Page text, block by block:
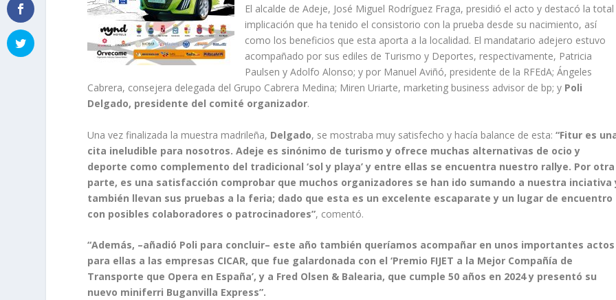
El alcalde de Adeje, José Miguel Rodríguez Fraga, presidió el acto y destacó la total
implicación que ha tenido el consistorio con la prueba desde su nacimiento, así
como los beneficios que esta aporta a la localidad. El mandatario adejero estuvo
acompañado por sus ediles de Turismo y Deportes, respectivamente, Patricia
Paulsen y Adolfo Alonso; y por Manuel Aviñó, presidente de la RFEdA; Ángeles
Cabrera, consejera delegada del Grupo Cabrera Medina; Miren Uriarte, marketing business advisor de bp; y Poli
Delgado, presidente del comité organizador.
Una vez finalizada la muestra madrileña, Delgado, se mostraba muy satisfecho y hacía balance de esta:“Fitur es
cita ineludible para nosotros. Adeje es sinónimo de turismo y ofrece muchas alternativas de ocio y
deporte como complemento del tradicional ‘sol y playa’ y entre ellas se encuentra nuestro rallye. Por otra
parte, es una satisfacción comprobar que muchos organizadores se han ido sumando a nuestra inciativa
también llevan sus pruebas a la feria; dado que esta es un excelente escaparate y un lugar de encuentro
con posibles colaboradores o patrocinadores”, comentó.
“Además, –añadió Poli para concluir– este año también queríamos acompañar en unos importantes actos
para ellas a las empresas CICAR, que fue galardonada con el ‘Premio FIJET a la Mejor Compañía de
Transporte que Opera en España’, y a Fred Olsen & Balearia, que cumple 50 años en 2024 y presentó su
nuevo miniferri Buganvilla Express”.